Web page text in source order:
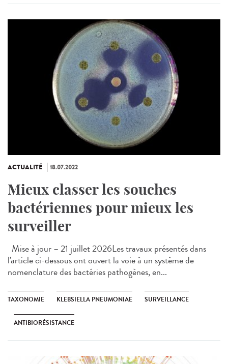
ACTUALITÉ 18.07.2022
Mieux classer les souches
bactériennes pour mieux les
surveiller
Mise à jour – 21 juillet 2026Les travaux présentés dans
l'article ci-dessous ont ouvert la voie à un système de
nomenclature des bactéries pathogènes, en...
TAXONOMIE KLEBSIELLA PNEUMONIAE SURVEILLANCE
ANTIBIORÉSISTANCE